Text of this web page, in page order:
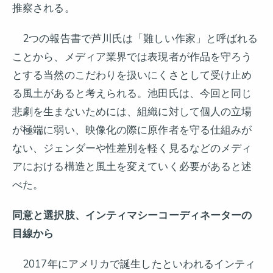
推察される。
2つの報告書で芦川氏は「難しい作家」と呼ばれる
ことから、メディア業界では表現者が作品を守ろう
とする当然のこだわりを扱いにくさとして受け止め
る風土があると考えられる。池田氏は、今回と同じ
悲劇を生まないためには、組織に対して個人の立場
が極端に弱い、映像化の際に原作者を守る仕組みが
ない、ジェンダーや性差別を軽く見るなどのメディ
アにおける構造と風土を変えていく必要があると述
べた。
同意と選択肢、インティマシーコーディネーターの
目線から
2017年にアメリカで誕生したといわれるインティ